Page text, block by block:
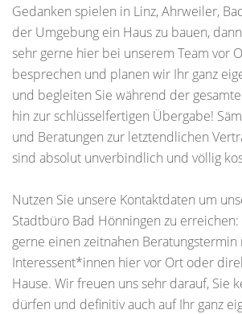
Gedanken spielen in Linz, Ahrweiler,
der Umgebung ein Haus zu bauen,
sehr gerne hier bei unserem Team vor
besprechen und planen wir Ihr ganz
und begleiten Sie während der
hin zur schlüsselfertigen Übergabe!
und Beratungen zur letztendlichen
sind absolut unverbindlich und völlig
Nutzen Sie unsere Kontaktdaten um
Stadtbüro Bad Hönningen zu
gerne einen zeitnahen Beratungstermin
Interessent*innen hier vor Ort oder
Hause. Wir freuen uns sehr darauf, Sie
dürfen und definitiv auch auf Ihr ganz